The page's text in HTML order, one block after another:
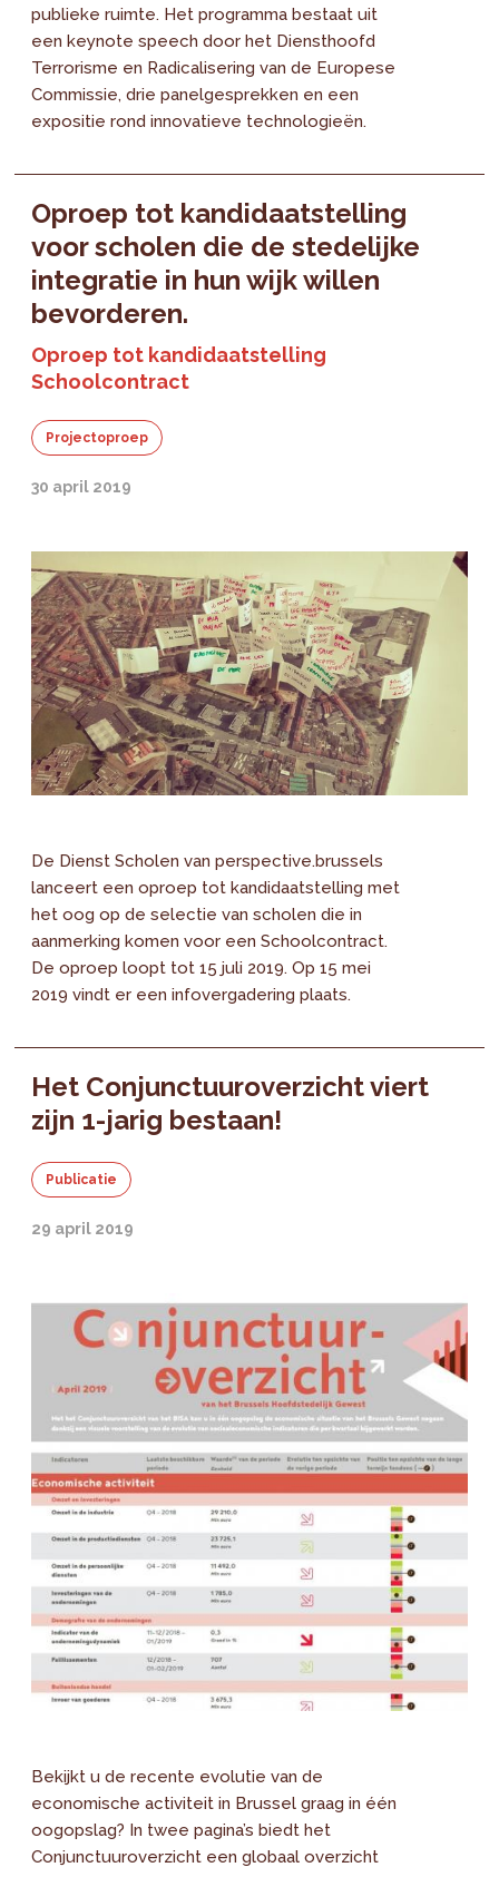
publieke ruimte. Het programma bestaat uit
een keynote speech door het Diensthoofd
Terrorisme en Radicalisering van de Europese
Commissie, drie panelgesprekken en een
expositie rond innovatieve technologieën.
Oproep tot kandidaatstelling
voor scholen die de stedelijke
integratie in hun wijk willen
bevorderen.
Oproep tot kandidaatstelling
Schoolcontract
Projectoproep
30 april 2019
De Dienst Scholen van perspective.brussels
lanceert een oproep tot kandidaatstelling met
het oog op de selectie van scholen die in
aanmerking komen voor een Schoolcontract.
De oproep loopt tot 15 juli 2019. Op 15 mei
2019 vindt er een infovergadering plaats.
Het Conjunctuuroverzicht viert
zijn 1-jarig bestaan!
Publicatie
29 april 2019
Bekijkt u de recente evolutie van de
economische activiteit in Brussel graag in één
oogopslag? In twee pagina’s biedt het
Conjunctuuroverzicht een globaal overzicht